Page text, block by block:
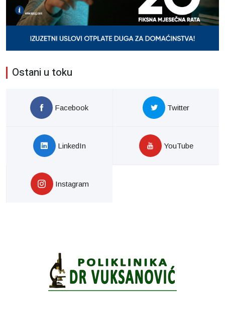
Ostani u toku
Facebook Twitter
LinkedIn YouTube
Instagram